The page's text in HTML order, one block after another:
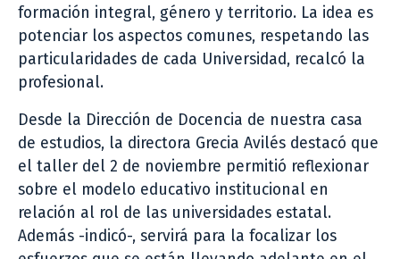
formación integral, género y territorio. La idea es
potenciar los aspectos comunes, respetando las
particularidades de cada Universidad, recalcó la
profesional.
Desde la Dirección de Docencia de nuestra casa
de estudios, la directora Grecia Avilés destacó que
el taller del 2 de noviembre permitió reflexionar
sobre el modelo educativo institucional en
relación al rol de las universidades estatal.
Además -indicó-, servirá para la focalizar los